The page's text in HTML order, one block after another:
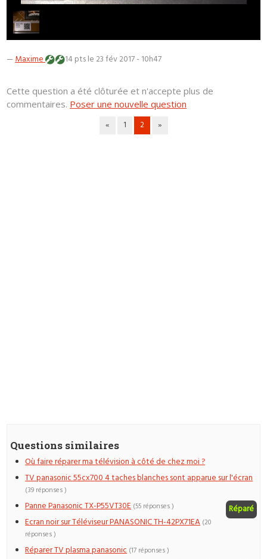
—Maxime 14 ptsle 23 fév 2017 - 10h47
Cette question a été clôturée et n'accepte plus de
commentaires. Poser une nouvelle question
« 1 2 »
Questions similaires
Où faire réparer ma télévision à côté de chez moi ?
TV panasonic 55cx700 4 taches blanches sont apparue sur l'écran
(39 réponses )
Panne Panasonic TX-P55VT30E Réparé
(55 réponses )
Ecran noir sur Téléviseur PANASONIC TH-42PX71EA (20
réponses )
Réparer TV plasma panasonic (17 réponses )